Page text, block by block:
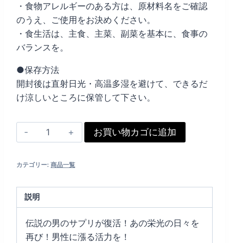
・食物アレルギーのある方は、原材料名をご確認
のうえ、ご使用をお決めください。
・食生活は、主食、主菜、副菜を基本に、食事の
バランスを。
●保存方法
開封後は直射日光・高温多湿を避けて、できるだ
け涼しいところに保管して下さい。
《会
員
限
仁
王
絶
倫
お買い物カゴに追加
カテゴリー: 商品一覧
説明
伝説の男のサプリが復活！あの栄光の日々を
再び！男性に漲る活力を！